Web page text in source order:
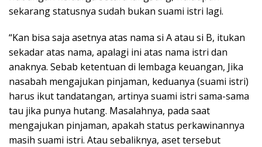
sekarang statusnya sudah bukan suami istri lagi.
“Kan bisa saja asetnya atas nama si A atau si B, itukan
sekadar atas nama, apalagi ini atas nama istri dan
anaknya. Sebab ketentuan di lembaga keuangan, Jika
nasabah mengajukan pinjaman, keduanya (suami istri)
harus ikut tandatangan, artinya suami istri sama-sama
tau jika punya hutang. Masalahnya, pada saat
mengajukan pinjaman, apakah status perkawinannya
masih suami istri. Atau sebaliknya, aset tersebut